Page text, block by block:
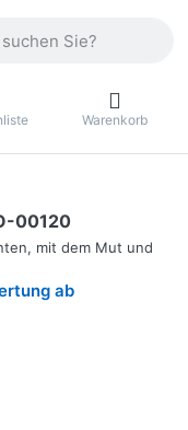
Warenkorb
00120
mit dem Mut und
ab